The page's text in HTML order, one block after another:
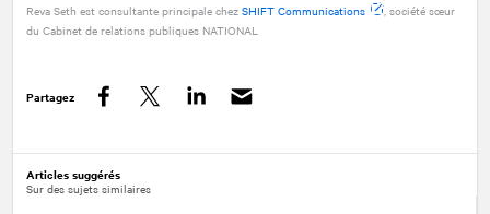
Reva Seth est consultante principale chez SHIFT Communications
, société sœur
du Cabinet de relations publiques NATIONAL
Partagez
Articles suggérés
Sur des sujets similaires